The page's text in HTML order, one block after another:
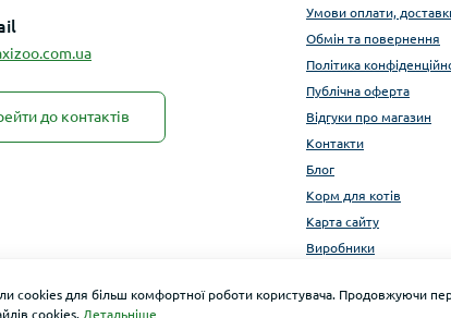
до контактів
Умови оплати, доставки
Обмін та повернення
Політика
Публічна оферта
Відгуки про магазин
Контакти
Блог
Корм для котів
Карта сайту
Виробники
cookies для більш комфортної роботи користувача. Продовжуючи
cookies. Детальніше